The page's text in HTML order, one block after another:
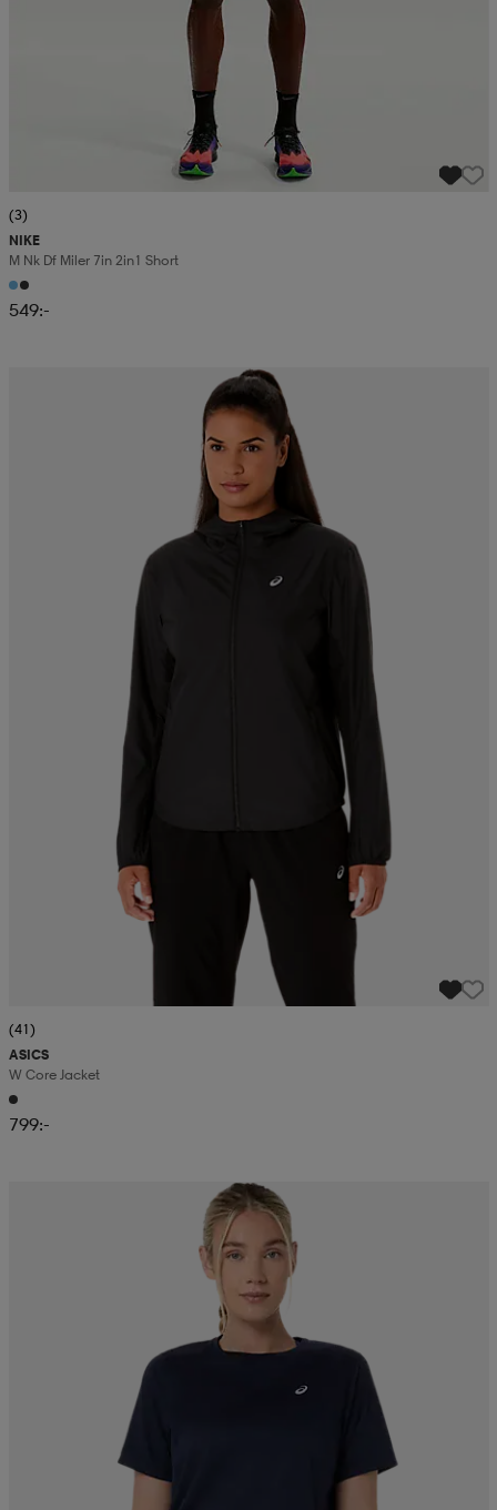
(3)
NIKE
M Nk Df Miler 7in 2in1 Short
549:-
(41)
ASICS
W Core Jacket
799:-